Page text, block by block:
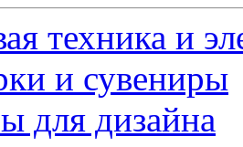
техника и
и сувениры
для дизайна